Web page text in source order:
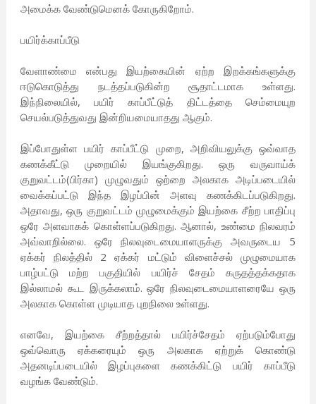
அமைக்க வேண்டுமெனக் கோருகிறோம்.
பயிர்க்காப்பீடு
வேளாண்மை என்பது இயற்கையின் ஏற்ற இறக்கங்களுக்கு
ஈடுகொடுத்து நடத்தப்படுகின்ற சூதாட்டமாக உள்ளது.
இந்நிலையில், பயிர் காப்பீட்டுத் திட்டத்தை செம்மையுற
செயல்படுத்துவது இன்றியமையாதது ஆகும்.
இப்போதுள்ள பயிர் காப்பீட்டு முறை, அறிவியலுக்கு ஒவ்வாத
கணக்கீட்டு முறையில் இயங்குகிறது. ஒரு வருவாய்க்
குறுவட்டம்(பிர்கா) முழுவதும் ஒற்றை அலகாக அடிப்படையில்
வைக்கப்பட்டு இந்த இழப்பின் அளவு கணக்கிடப்படுகிறது.
அதாவது, ஒரு குறுவட்டம் முழுமைக்கும் இயற்கை சீற்ற பாதிப்பு
ஒரே அளவாகக் கொள்ளப்படுகிறது. ஆனால், உண்மை நிலவரம்
அவ்வாறில்லை. ஒரே நிலவுடைமையாளருக்கு அவருடைய 5
ஏக்கர் நிலத்தில் 2 ஏக்கர் மட்டும் விளைச்சல் முழுமையாக
பாழ்பட்டு மற்ற பகுதியில் பயிர்ச் சேதம் கருதத்தக்கதாக
இல்லாமல் கூட இருக்கலாம். ஒரே நிலவுடைமையாளரையே ஒரு
அலகாக கொள்ள முடியாத புறநிலை உள்ளது.
எனவே, இயற்கை சீற்றத்தால் பயிர்ச்சேதம் ஏற்படும்போது
ஒவ்வொரு ஏக்கரையும் ஒரு அலகாக ஏற்றுக் கொண்டு
அதனடிப்படையில் இழப்புகளை கணக்கிட்டு பயிர் காப்பீடு
வழங்க வேண்டும்.